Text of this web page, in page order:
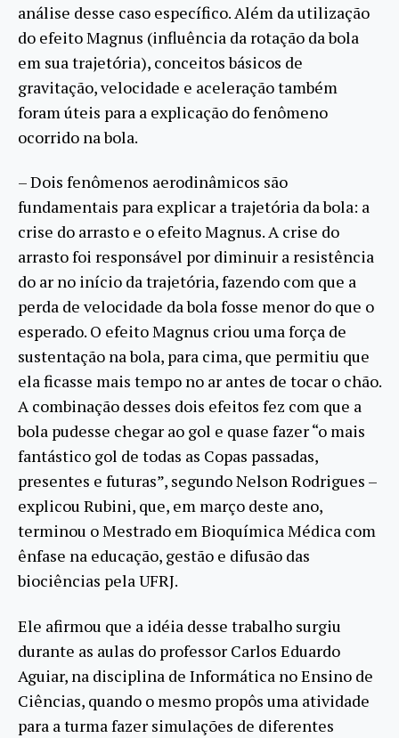
análise desse caso específico. Além da utilização
do efeito Magnus (influência da rotação da bola
em sua trajetória), conceitos básicos de
gravitação, velocidade e aceleração também
foram úteis para a explicação do fenômeno
ocorrido na bola.
– Dois fenômenos aerodinâmicos são
fundamentais para explicar a trajetória da bola: a
crise do arrasto e o efeito Magnus. A crise do
arrasto foi responsável por diminuir a resistência
do ar no início da trajetória, fazendo com que a
perda de velocidade da bola fosse menor do que o
esperado. O efeito Magnus criou uma força de
sustentação na bola, para cima, que permitiu que
ela ficasse mais tempo no ar antes de tocar o chão.
A combinação desses dois efeitos fez com que a
bola pudesse chegar ao gol e quase fazer “o mais
fantástico gol de todas as Copas passadas,
presentes e futuras”, segundo Nelson Rodrigues –
explicou Rubini, que, em março deste ano,
terminou o Mestrado em Bioquímica Médica com
ênfase na educação, gestão e difusão das
biociências pela UFRJ.
Ele afirmou que a idéia desse trabalho surgiu
durante as aulas do professor Carlos Eduardo
Aguiar, na disciplina de Informática no Ensino de
Ciências, quando o mesmo propôs uma atividade
para a turma fazer simulações de diferentes